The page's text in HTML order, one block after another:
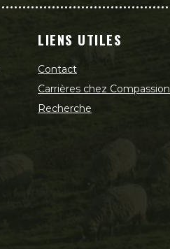
LIENS UTILES
Contact
Carrières chez Compassion
Recherche